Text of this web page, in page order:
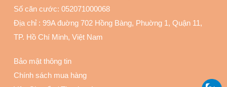
Số căn cước: 052071000068
Địa chỉ : 99A đuờng 702 Hồng Bàng, Phuờng 1, Quận 11,
TP. Hồ Chí Minh, Việt Nam
Bảo mật thông tin
Chính sách mua hàng